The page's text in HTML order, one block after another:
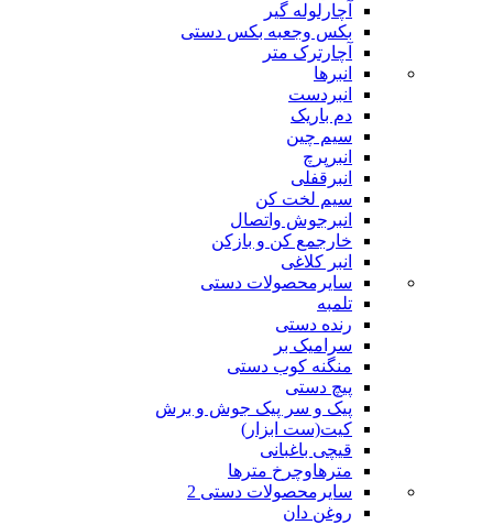
آچارلوله گیر
بکس وجعبه بکس دستی
آچارترک متر
انبرها
انبردست
دم باریک
سیم چین
انبرپرچ
انبرقفلی
سیم لخت کن
انبرجوش واتصال
خارجمع کن و بازکن
انبر کلاغی
سایرمحصولات دستی
تلمبه
رنده دستی
سرامیک بر
منگنه کوب دستی
پیچ دستی
پیک و سر پیک جوش و برش
کیت(ست ابزار)
قیچی باغبانی
مترهاوچرخ مترها
سایرمحصولات دستی 2
روغن دان